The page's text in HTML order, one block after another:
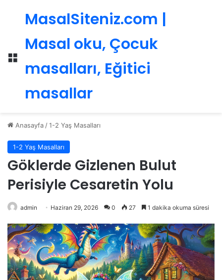
Menü
MasalSiteniz.com |
Masal oku, Çocuk
masalları, Eğitici
masallar
Anasayfa /1-2 Yaş Masalları
1-2 Yaş Masalları
Göklerde Gizlenen Bulut
Perisiyle Cesaretin Yolu
admin Haziran 29, 2026 0 27 1 dakika okuma süresi